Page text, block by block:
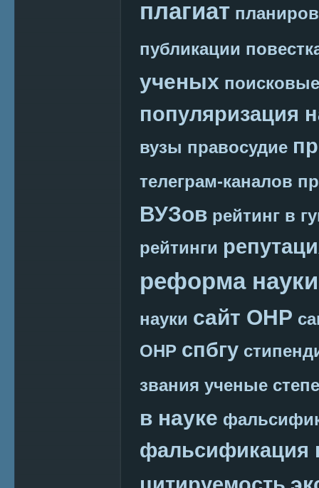
плагиат
публикации
ученых
популяризация
вузы правосудие
телеграм-каналов
ВУЗов рейтинг в
рейтинги
реформа науки
науки сайт ОНР
ОНР спбгу
звания ученые
в науке
фальсификация